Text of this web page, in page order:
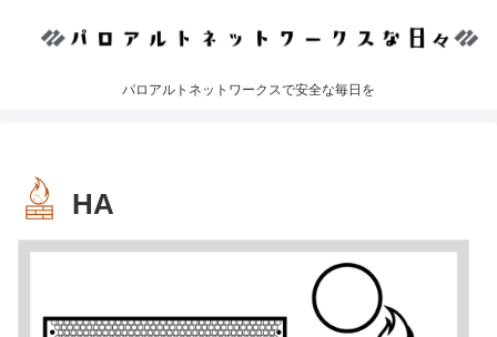
パロアルトネットワークスで安全な毎日を
HA